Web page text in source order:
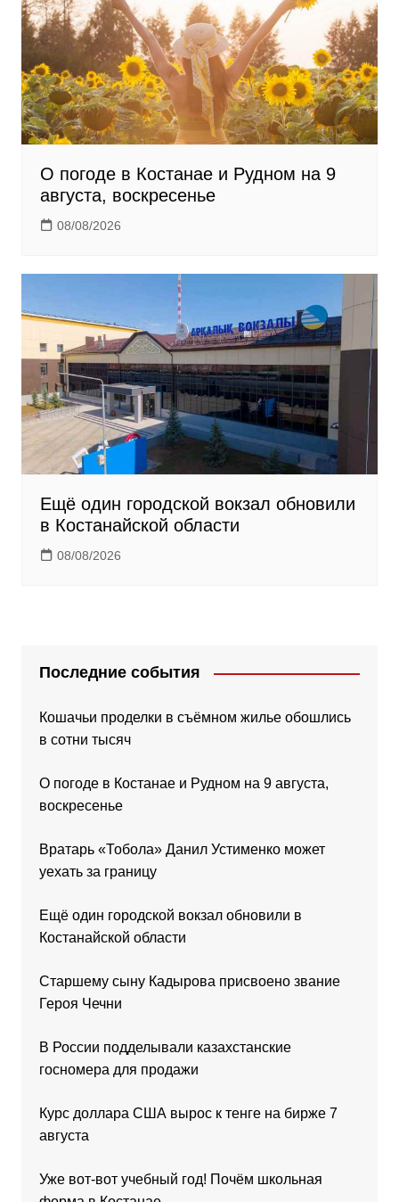
k
i
О погоде в Костанае и Рудном на 9
августа, воскресенье
08/08/2026
Ещё один городской вокзал обновили
в Костанайской области
08/08/2026
Последние события
Кошачьи проделки в съёмном жилье обошлись
в сотни тысяч
О погоде в Костанае и Рудном на 9 августа,
воскресенье
Вратарь «Тобола» Данил Устименко может
уехать за границу
Ещё один городской вокзал обновили в
Костанайской области
Старшему сыну Кадырова присвоено звание
Героя Чечни
В России подделывали казахстанские
госномера для продажи
Курс доллара США вырос к тенге на бирже 7
августа
Уже вот-вот учебный год! Почём школьная